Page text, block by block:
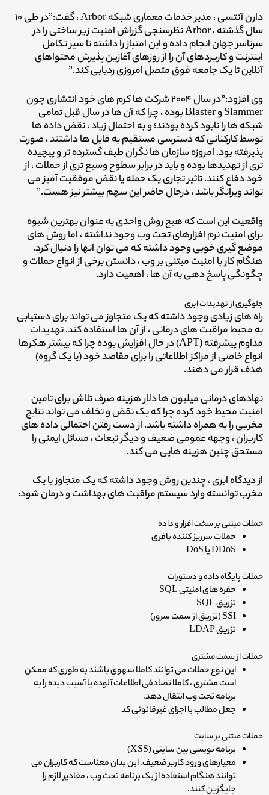
دارن آنتسی ، مدیر خدمات معماری شبکه Arbor ، گفت:”در طی ۱۰
سال گذشته ، Arbor نظرسنجی گزراش امنیت زیر ساختی را در
سرتاسر جهان انجام داده و این امتیاز را داشته تا سیر تکامل
اینترنت و کاربردهای آن را از روزهای آغازین پذیرش محتواهای
آنلاین تا یک جامعه فوق متصل امروزی ردیابی کند.”
وی افزود:”در سال ۲۰۰۴ شرکت ها کرم های خود انتشاری چون
Slammer و Blaster بوده ، چرا که آن ها در سال قبل تمامی
شبکه ها را نابود کرده بودند؛ و به احتمال زیاد ، نقض داده ها
توسط کارکنانی که دسترسی مستقیم به فایل ها داشتند ، صورت
پذیرفته بود. امروزه سازمان ها نگران طیف گسترده تر و پیچیده
تری از تهدیدها بوده و باید در برابر سطوح وسیع تری از حملات ، از
خود دفاع کنند. تاثیر تجاری یک حمله یا نقض موفقیت آمیز می
تواند ویرانگر باشد ، درحال حاضر این سهم بیشتر نیز هست.”
واقعیت این است که هیچ روش واحدی به عنوان بهترین شیوه
برای امنیت نرم افزارهای تحت وب وجود نداشته ، اما روش های
موضع گیری خوبی وجود داشته که می توان انها را دنبال کرد.
هنگام کار با امنیت مبتنی بر وب ، دانستن برخی از انواع حملات و
چگونگی پاسخ دهی به آن ها ، اهمیت دارد.
جلوگیری از تهدیدات ابری
راه های زیادی وجود داشته که یک متجاوز می تواند برای دستیابی
به محیط مراقبت های درمانی ، از آن ها استفاده کند. تهدیدات
مداوم پیشرفته (APT) در حال افزایش بوده چرا که بیشتر هکرها
انواع خاصی از مراکز اطلاعاتی را برای مقاصد خود (یا یک گروه)
هدف قرار می دهند.
نهادهای درمانی میلیون ها دلار هزینه صرف تلاش برای تامین
امنیت محیط خود کرده چرا که یک نقض و تخلف می تواند نتایج
مخربی را به همراه داشته باشد. از دست رفتن احتمالی داده های
کاربران ، وجهه عمومی ضعیف و دیگر تبعات ، مسائل ایمنی را
مستحق چنین هزینه هایی می کند.
از دیدگاه ابری ، چندین روش وجود داشته که یک متجاوز یا یک
مخرب توانسته وارد سیستم مراقبت های بهداشت و درمان شود:
حملات مبتنی بر سخت افزار و داده
حملات سرریز کننده بافری
DDoS یا DoS
حملات پایگاه داده و دستورات
حفره های امنیتی SQL
تزریق SQL
SSI (تزریق از سمت سرور)
تزریق LDAP
حملات از سمت مشتری
این نوع حملات می توانند کاملا سهوی باشند به طوری که ممکن
است مشتری ، کاملا تصادفی اطلاعات آلوده یا آسیب دیده را به
برنامه تحت وب انتقال دهد.
جعل مطالب یا اجرای غیرقانونی کد
حملات مبتنی بر سایت
برنامه نویسی بین سایتی (XSS)
معیارهای ورود کاربر ضعیف. این بدان معناست که کاربران می
توانند هنگام استفاده از یک برنامه تحت وب ، مقادیر لازم را
جایگزین کنند.